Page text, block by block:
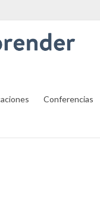
Conferencias